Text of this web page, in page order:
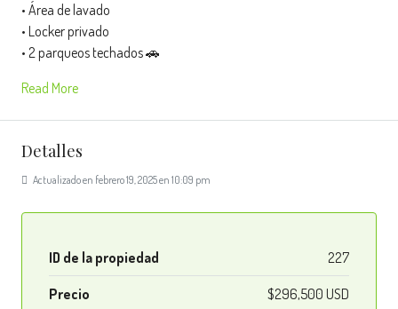
• Área de lavado
• Locker privado
• 2 parqueos techados 🚗
Read More
Detalles
Actualizado en febrero 19, 2025 en 10:09 pm
ID de la propiedad 227
Precio $296,500 USD